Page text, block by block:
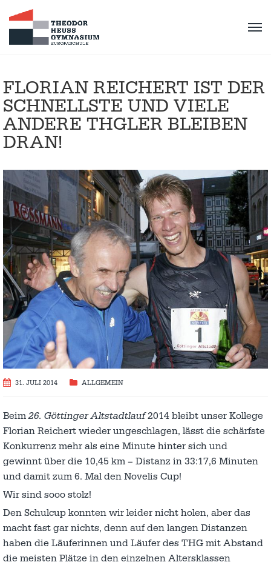
FLORIAN REICHERT IST DER
SCHNELLSTE UND VIELE
ANDERE THGLER BLEIBEN
DRAN!
31. JULI 2014 ALLGEMEIN
Beim26. Göttinger Altstadtlauf2014 bleibt unser Kollege
Florian Reichert wieder ungeschlagen, lässt die schärfste
Konkurrenz mehr als eine Minute hinter sich und
gewinnt über die 10,45 km – Distanz in 33:17,6 Minuten
und damit zum 6. Mal den Novelis Cup!
Wir sind sooo stolz!
Den Schulcup konnten wir leider nicht holen, aber das
macht fast gar nichts, denn auf den langen Distanzen
haben die Läuferinnen und Läufer des THG mit Abstand
die meisten Plätze in den einzelnen Altersklassen